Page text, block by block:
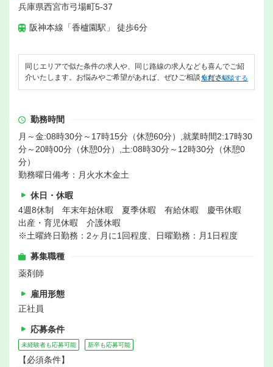
兵庫県西宮市弓場町5-37
阪神本線「香櫨園駅」 徒歩6分
同じエリアで似た条件の求人や、同じ路線の求人なども喜んでご紹
介いたします。お悩みやご希望があれば、ぜひご相談ください。
無料で相談する
勤務時間
月～金:08時30分～17時15分（休憩60分）,就業時間2:17時30
分～20時00分（休憩0分）,土:08時30分～12時30分（休憩0
分）
勤務曜日備考：月火水木金土
休日・休暇
4週8休制 年末年始休暇 夏季休暇 有給休暇 慶弔休暇
出産・育児休暇 介護休暇
※土曜終日勤務：2ヶ月に1回程度、日曜勤務：月1日程度
募集職種
薬剤師
雇用形態
正社員
応募条件
未経験者も応募可能 新卒も応募可能
【必須条件】